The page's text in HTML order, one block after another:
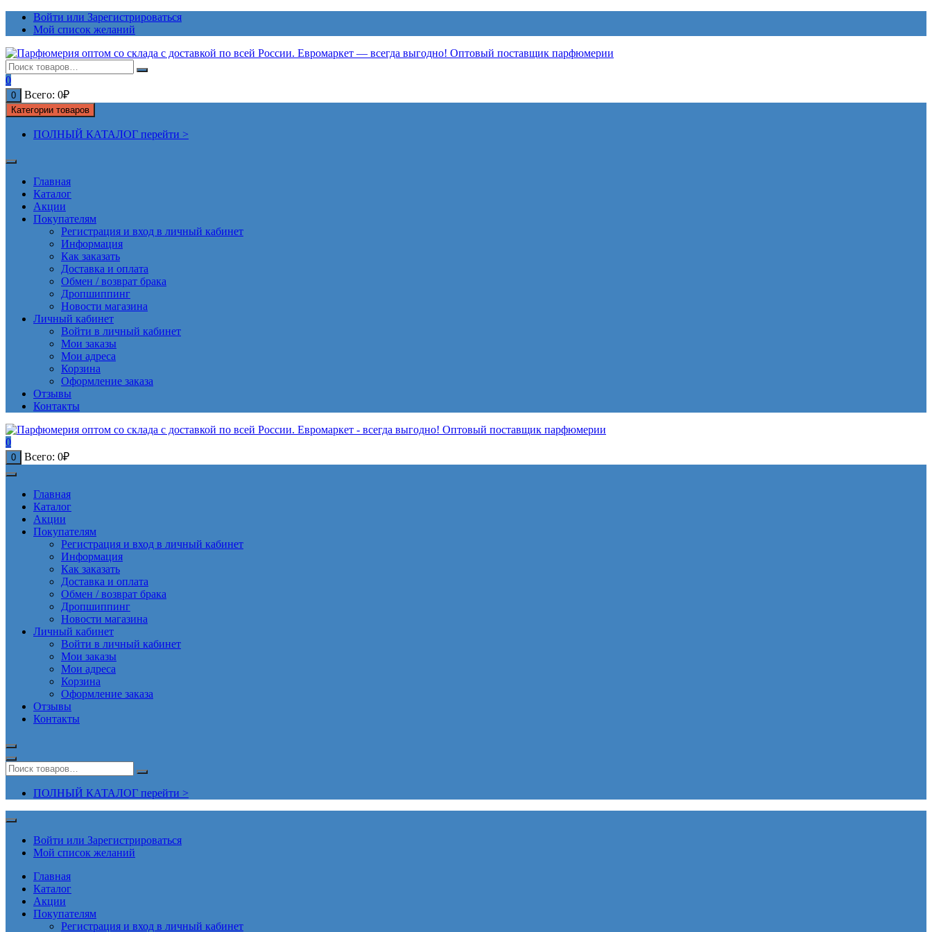
ПерейтиВойти или Зарегистрироваться
Мой список желаний
0
0 Всего: 0₽
Категории товаров
ПОЛНЫЙ КАТАЛОГ перейти >
Главная
Каталог
Акции
Покупателям
Регистрация и вход в личный кабинет
Информация
Как заказать
Доставка и оплата
Обмен / возврат брака
Дропшиппинг
Новости магазина
Личный кабинет
Войти в личный кабинет
Мои заказы
Мои адреса
Корзина
Оформление заказа
Отзывы
Контакты
0
0 Всего: 0₽
Главная
Каталог
Акции
Покупателям
Регистрация и вход в личный кабинет
Информация
Как заказать
Доставка и оплата
Обмен / возврат брака
Дропшиппинг
Новости магазина
Личный кабинет
Войти в личный кабинет
Мои заказы
Мои адреса
Корзина
Оформление заказа
Отзывы
Контакты
ПОЛНЫЙ КАТАЛОГ перейти >
Войти или Зарегистрироваться
Мой список желаний
Главная
Каталог
Акции
Покупателям
Регистрация и вход в личный кабинет